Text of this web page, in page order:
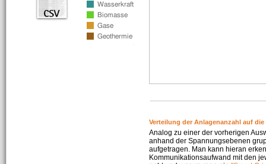
Verteilung der Anlagenanzahl auf die
Analog zu einer der vorherigen
anhand der Spannungsebenen
aufgetragen. Man kann hieran
Kommunikationsaufwand mit den